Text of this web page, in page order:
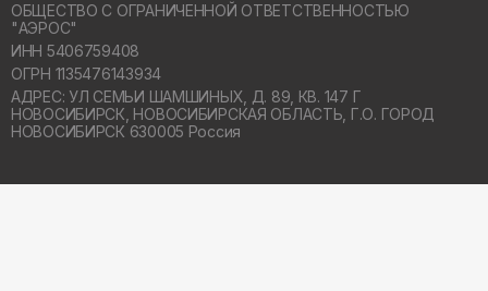
ОБЩЕСТВО С ОГРАНИЧЕННОЙ ОТВЕТСТВЕННОСТЬЮ
"АЭРОС"
ИНН 5406759408
ОГРН 1135476143934
АДРЕС: УЛ СЕМЬИ ШАМШИНЫХ, Д. 89, КВ. 147 Г
НОВОСИБИРСК, НОВОСИБИРСКАЯ ОБЛАСТЬ, Г.О. ГОРОД
НОВОСИБИРСК 630005 Россия